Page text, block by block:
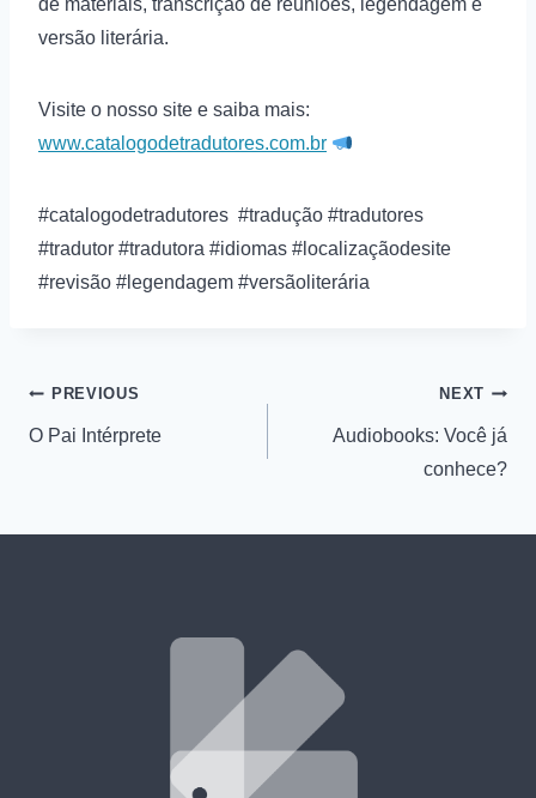
de materiais, transcrição de reuniões, legendagem e
versão literária.
Visite o nosso site e saiba mais:
www.catalogodetradutores.com.br
#catalogodetradutores #tradução #tradutores
#tradutor #tradutora #idiomas #localizaçãodesite
#revisão #legendagem #versãoliterária
PREVIOUS
O Pai Intérprete
NEXT
Audiobooks: Você já
conhece?